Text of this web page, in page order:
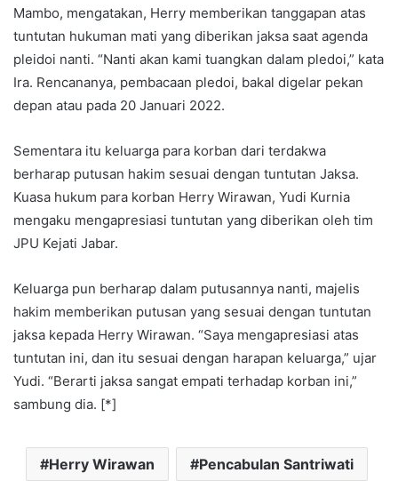
Mambo, mengatakan, Herry memberikan tanggapan atas
tuntutan hukuman mati yang diberikan jaksa saat agenda
pleidoi nanti. “Nanti akan kami tuangkan dalam pledoi,” kata
Ira. Rencananya, pembacaan pledoi, bakal digelar pekan
depan atau pada 20 Januari 2022.
Sementara itu keluarga para korban dari terdakwa
berharap putusan hakim sesuai dengan tuntutan Jaksa.
Kuasa hukum para korban Herry Wirawan, Yudi Kurnia
mengaku mengapresiasi tuntutan yang diberikan oleh tim
JPU Kejati Jabar.
Keluarga pun berharap dalam putusannya nanti, majelis
hakim memberikan putusan yang sesuai dengan tuntutan
jaksa kepada Herry Wirawan. “Saya mengapresiasi atas
tuntutan ini, dan itu sesuai dengan harapan keluarga,” ujar
Yudi. “Berarti jaksa sangat empati terhadap korban ini,”
sambung dia. [*]
Herry Wirawan Pencabulan Santriwati